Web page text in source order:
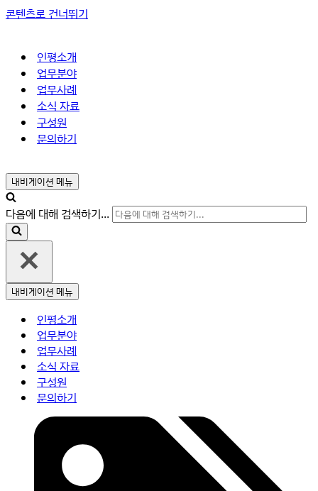
콘텐츠로 건너뛰기
인평소개
업무분야
업무사례
소식 자료
구성원
문의하기
내비게이션 메뉴
다음에 대해 검색하기...
내비게이션 메뉴
인평소개
업무분야
업무사례
소식 자료
구성원
문의하기